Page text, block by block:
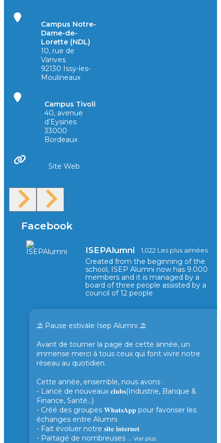
Campus Notre-
Dame-de-
Lorette (NDL)
10, rue de
Vanves
92130 Issy-les-
Moulineaux
Campus Tivoli
40, avenue
d’Eysines
33000
Bordeaux
Site Web
Facebook
ISEPAlumni 1,022 Les plus aimées
Created from the beginning of the
school, ISEP Alumni now has 9.000
members and it is managed by a
board of three people assisted by a
council of 12 people
⛱️ Pause estivale Isep Alumni ⛱️
Avant de tourner la page de cette année, un
immense merci à tous ceux qui font vivre notre
réseau au quotidien.
Cette année, ensemble, nous avons :
- Lancé de nouveaux 𝐜𝐥𝐮𝐛𝐬(Industrie, Banque &
Finance, Santé...)
- Créé des groupes 𝐖𝐡𝐚𝐭𝐬𝐀𝐩𝐩 pour favoriser les
échanges entre Alumni
- Fait évoluer notre 𝐬𝐢𝐭𝐞 𝐢𝐧𝐭𝐞𝐫𝐧𝐞𝐭
- Partagé de nombreuses ... Voir plus